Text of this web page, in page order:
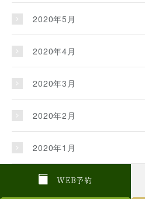
W EB予約
2020年5月
2020年4月
2020年3月
2020年2月
2020年1月
2019年12月